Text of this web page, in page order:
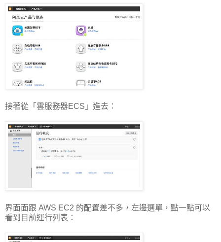
接著從「雲服務器ECS」進去：
界面面跟 AWS EC2 的配置差不多，左邊選單，點一點可以
看到目前運行列表：